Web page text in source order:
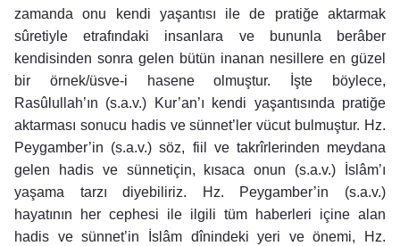
zamanda onu kendi yaşantısı ile de pratiğe aktarmak
sûretiyle etrafındaki insanlara ve bununla berâber
kendisinden sonra gelen bütün inanan nesillere en güzel
bir örnek/üsve-i hasene olmuştur. İşte böylece,
Rasûlullah’ın (s.a.v.) Kur’an’ı kendi yaşantısında pratiğe
aktarması sonucu hadis ve sünnet’ler vücut bulmuştur. Hz.
Peygamber’in (s.a.v.) söz, fiil ve takrîrlerinden meydana
gelen hadis ve sünnetiçin, kısaca onun (s.a.v.) İslâm’ı
yaşama tarzı diyebiliriz. Hz. Peygamber’in (s.a.v.)
hayatının her cephesi ile ilgili tüm haberleri içine alan
hadis ve sünnet’in İslâm dînindeki yeri ve önemi, Hz.